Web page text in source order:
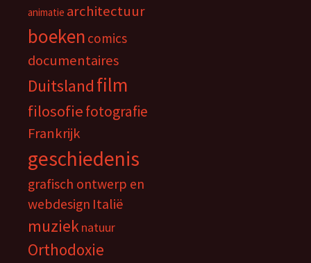
animatie architectuur
boeken comics
documentaires
Duitslandfilm
filosofiefotografie
Frankrijk
geschiedenis
grafisch ontwerp en
webdesign Italië
muzieknatuur
Orthodoxie